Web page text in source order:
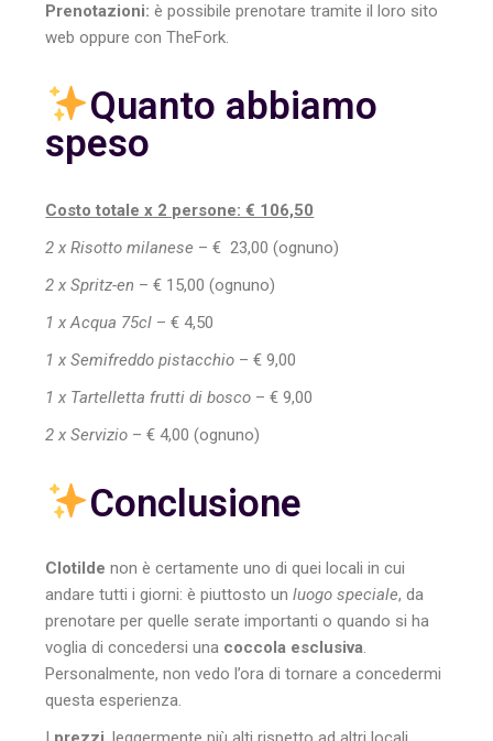
Prenotazioni: è possibile prenotare tramite il loro sito
web oppure con TheFork.
Quanto abbiamo
speso
Costo totale x 2 persone: € 106,50
2 x Risotto milanese – € 23,00 (ognuno)
2 x Spritz-en – € 15,00 (ognuno)
1 x Acqua 75cl – € 4,50
1 x Semifreddo pistacchio – € 9,00
1 x Tartelletta frutti di bosco – € 9,00
2 x Servizio – € 4,00 (ognuno)
Conclusione
Clotilde non è certamente uno di quei locali in cui
andare tutti i giorni: è piuttosto unluogo speciale, da
prenotare per quelle serate importanti o quando si ha
voglia di concedersi una coccola esclusiva.
Personalmente, non vedo l’ora di tornare a concedermi
questa esperienza.